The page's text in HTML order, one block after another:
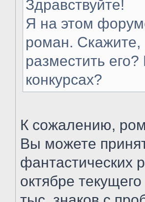
Здравствуйте!
Я на этом
роман.
разместить
конкурсах?
К сожалению,
Вы можете
фантастических
октябре